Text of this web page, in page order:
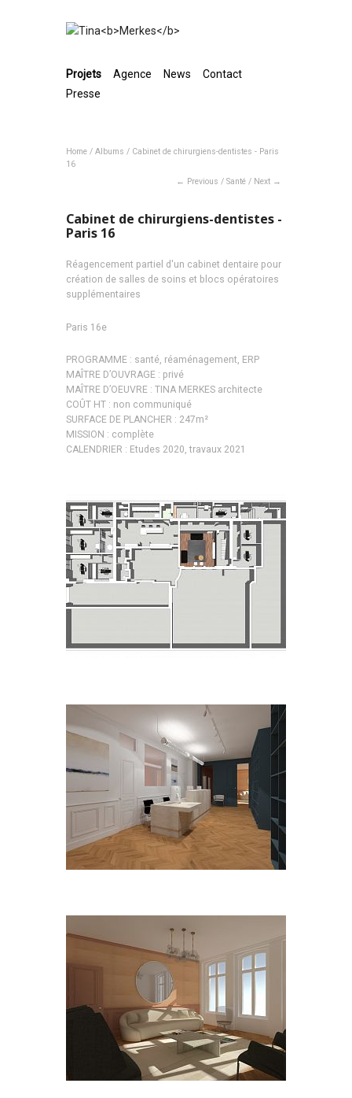
Projets Agence News
Contact
Presse
Home / Albums / Cabinet de chirurgiens-dentistes - Paris
16
Previous / Santé / Next
Cabinet de chirurgiens-dentistes -
Paris 16
Réagencement partiel d'un cabinet dentaire pour
création de salles de soins et blocs opératoires
supplémentaires
Paris 16e
PROGRAMME : santé, réaménagement, ERP
MAÎTRE D’OUVRAGE : privé
MAÎTRE D’OEUVRE : TINA MERKES architecte
COÛT HT : non communiqué
SURFACE DE PLANCHER : 247m²
MISSION : complète
CALENDRIER : Etudes 2020, travaux 2021